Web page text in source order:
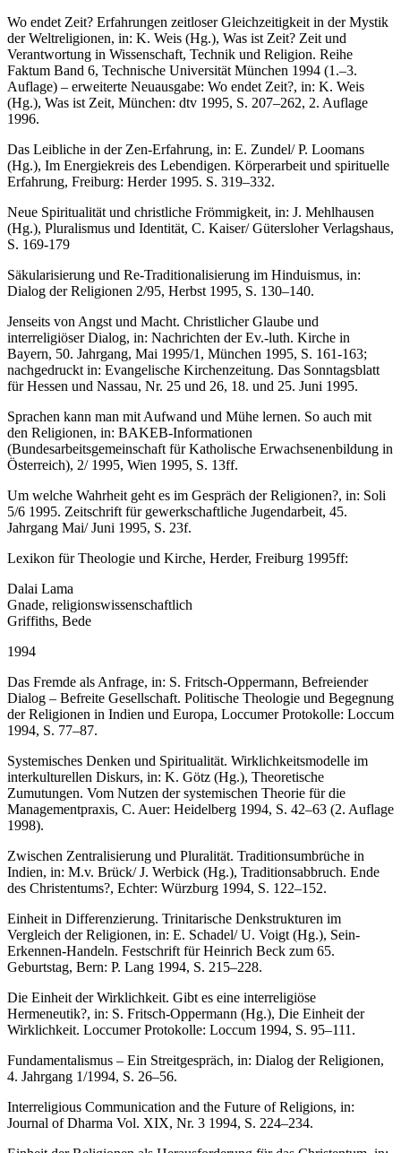
Wo endet Zeit? Erfahrungen zeitloser Gleichzeitigkeit in der Mystik
der Weltreligionen, in: K. Weis (Hg.), Was ist Zeit? Zeit und
Verantwortung in Wissenschaft, Technik und Religion. Reihe
Faktum Band 6, Technische Universität München 1994 (1.–3.
Auflage) – erweiterte Neuausgabe: Wo endet Zeit?, in: K. Weis
(Hg.), Was ist Zeit, München: dtv 1995, S. 207–262, 2. Auflage
1996.
Das Leibliche in der Zen-Erfahrung, in: E. Zundel/ P. Loomans
(Hg.), Im Energiekreis des Lebendigen. Körperarbeit und spirituelle
Erfahrung, Freiburg: Herder 1995. S. 319–332.
Neue Spiritualität und christliche Frömmigkeit, in: J. Mehlhausen
(Hg.), Pluralismus und Identität, C. Kaiser/ Gütersloher Verlagshaus,
S. 169-179
Säkularisierung und Re-Traditionalisierung im Hinduismus, in:
Dialog der Religionen 2/95, Herbst 1995, S. 130–140.
Jenseits von Angst und Macht. Christlicher Glaube und
interreligiöser Dialog, in: Nachrichten der Ev.-luth. Kirche in
Bayern, 50. Jahrgang, Mai 1995/1, München 1995, S. 161-163;
nachgedruckt in: Evangelische Kirchenzeitung. Das Sonntagsblatt
für Hessen und Nassau, Nr. 25 und 26, 18. und 25. Juni 1995.
Sprachen kann man mit Aufwand und Mühe lernen. So auch mit
den Religionen, in: BAKEB-Informationen
(Bundesarbeitsgemeinschaft für Katholische Erwachsenenbildung in
Österreich), 2/ 1995, Wien 1995, S. 13ff.
Um welche Wahrheit geht es im Gespräch der Religionen?, in: Soli
5/6 1995. Zeitschrift für gewerkschaftliche Jugendarbeit, 45.
Jahrgang Mai/ Juni 1995, S. 23f.
Lexikon für Theologie und Kirche, Herder, Freiburg 1995ff:
Dalai Lama
Gnade, religionswissenschaftlich
Griffiths, Bede
1994
Das Fremde als Anfrage, in: S. Fritsch-Oppermann, Befreiender
Dialog – Befreite Gesellschaft. Politische Theologie und Begegnung
der Religionen in Indien und Europa, Loccumer Protokolle: Loccum
1994, S. 77–87.
Systemisches Denken und Spiritualität. Wirklichkeitsmodelle im
interkulturellen Diskurs, in: K. Götz (Hg.), Theoretische
Zumutungen. Vom Nutzen der systemischen Theorie für die
Managementpraxis, C. Auer: Heidelberg 1994, S. 42–63 (2. Auflage
1998).
Zwischen Zentralisierung und Pluralität. Traditionsumbrüche in
Indien, in: M.v. Brück/ J. Werbick (Hg.), Traditionsabbruch. Ende
des Christentums?, Echter: Würzburg 1994, S. 122–152.
Einheit in Differenzierung. Trinitarische Denkstrukturen im
Vergleich der Religionen, in: E. Schadel/ U. Voigt (Hg.), Sein-
Erkennen-Handeln. Festschrift für Heinrich Beck zum 65.
Geburtstag, Bern: P. Lang 1994, S. 215–228.
Die Einheit der Wirklichkeit. Gibt es eine interreligiöse
Hermeneutik?, in: S. Fritsch-Oppermann (Hg.), Die Einheit der
Wirklichkeit. Loccumer Protokolle: Loccum 1994, S. 95–111.
Fundamentalismus – Ein Streitgespräch, in: Dialog der Religionen,
4. Jahrgang 1/1994, S. 26–56.
Interreligious Communication and the Future of Religions, in:
Journal of Dharma Vol. XIX, Nr. 3 1994, S. 224–234.